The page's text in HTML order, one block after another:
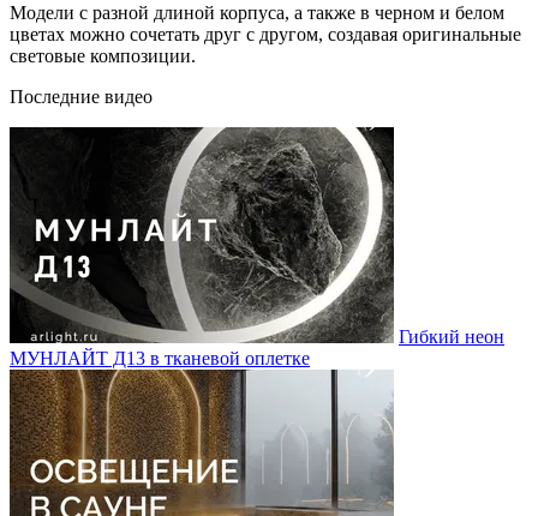
Модели с разной длиной корпуса, а также в черном и белом
цветах можно сочетать друг с другом, создавая оригинальные
световые композиции.
Последние видео
Гибкий неон
МУНЛАЙТ Д13 в тканевой оплетке